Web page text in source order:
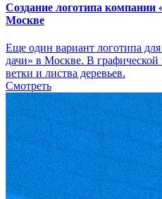
Создание логотипа компании
Москве
Еще один вариант логотипа
дачи» в Москве. В
ветки и листва деревьев.
Смотреть